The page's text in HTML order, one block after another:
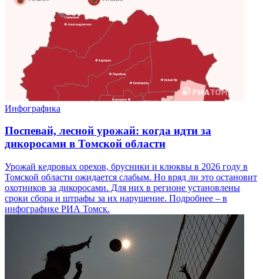
Инфографика
Поспевай, лесной урожай: когда идти за
дикоросами в Томской области
Урожай кедровых орехов, брусники и клюквы в 2026 году в
Томской области ожидается слабым. Но вряд ли это остановит
охотников за дикоросами. Для них в регионе установлены
сроки сбора и штрафы за их нарушение. Подробнее – в
инфографике РИА Томск.